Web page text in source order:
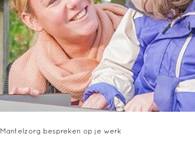
Mantelzorg bespreken op je werk